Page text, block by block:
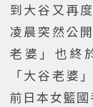
到大谷又再
凌晨突然公
老婆」也終
「大谷老婆
前日本女籃國